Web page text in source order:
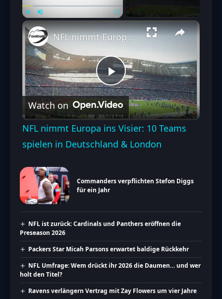
Play
Video
NFL nimmt Europa ins Visier: 10 Teams spielen in Deutschland & London
Watch on
NFL nimmt Europa ins Visier: 10 Teams
spielen in Deutschland & London
Commanders verpflichten Stefon Diggs
für ein Jahr
NFL ist zurück: Cardinals und Panthers eröffnen die
Preseason 2026
Packers Star Micah Parsons erwartet baldige Rückkehr
NFL Umfrage: Wem drückt ihr 2026 die Daumen… und wer
holt den Titel?
Ravens verlängern Vertrag mit Zay Flowers um vier Jahre